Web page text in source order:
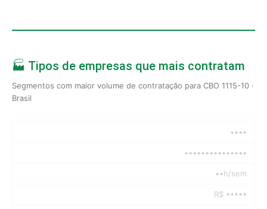
🏭 Tipos de empresas que mais contratam
Segmentos com maior volume de contratação para CBO 1115-10 ·
Brasil
••••
•••••••••••••••
••h/sem
R$ •••••